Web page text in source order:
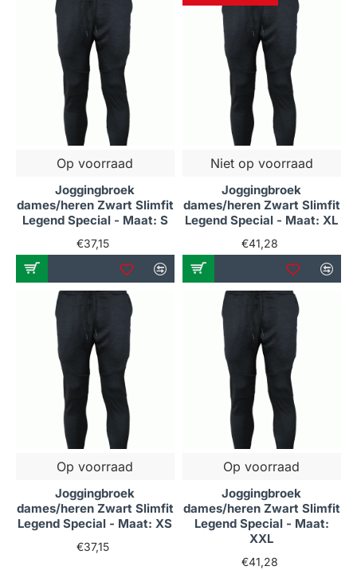
Op voorraad
Joggingbroek
dames/heren Zwart Slimfit
Legend Special - Maat: S
€37,15
Niet op voorraad
Joggingbroek
dames/heren Zwart Slimfit
Legend Special - Maat: XL
€41,28
Op voorraad
Joggingbroek
dames/heren Zwart Slimfit
Legend Special - Maat: XS
€37,15
Op voorraad
Joggingbroek
dames/heren Zwart Slimfit
Legend Special - Maat:
XXL
€41,28